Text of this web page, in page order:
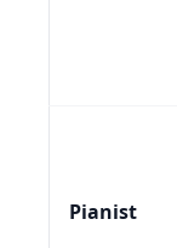
Pianist